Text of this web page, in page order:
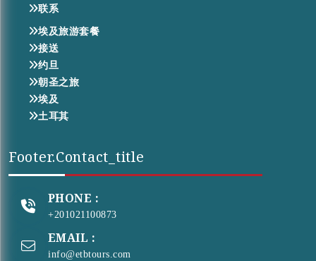
联系
埃及旅游套餐
接送
约旦
朝圣之旅
埃及
土耳其
Footer.contact_title
PHONE :
+201021100873
EMAIL :
info@etbtours.com